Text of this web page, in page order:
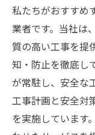
私たちがおすすめ
業者です。当社は
質の高い工事を提
知・防止を徹底し
が常駐し、安全な
工事計画と安全対
を実施しています